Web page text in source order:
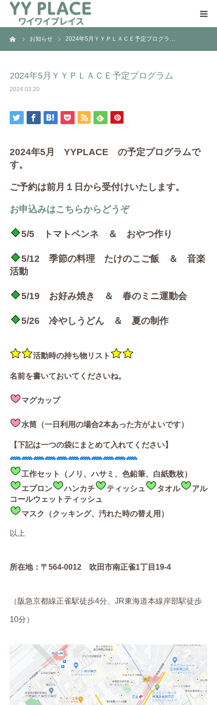
お知らせ 2024年5月ＹＹＰＬＡＣＥ予定プログラ…
2024年5月ＹＹＰＬＡＣＥ予定プログラム
2024.03.20
2024年5月 YYPLACE の予定プログラムで
す。
ご予約は前月１日から受付けいたします。
お申込みはこちらからどうぞ
5/5 トマトペンネ ＆ おやつ作り
5/12 季節の料理 たけのこご飯 ＆ 音楽
活動
5/19 お好み焼き ＆ 春のミニ運動会
5/26 冷やしうどん ＆ 夏の制作
活動時の持ち物リスト
名前を書いておいてくださいね。
マグカップ
水筒（一日利用の場合2本あった方がよいです）
【下記は一つの袋にまとめて入れてください】
工作セット（ノリ、ハサミ、色鉛筆、白紙数枚）
エプロン
ハンカチ ティッシュ タオル
アル
コールウェットティッシュ
マスク（クッキング、汚れた時の替え用）
以上
所在地：〒564-0012 吹田市南正雀1丁目19-4
（阪急京都線正雀駅徒歩4分、JR東海道本線岸部駅徒歩
10分）
YY PLACEについて
ご支援のお願い
アクセス